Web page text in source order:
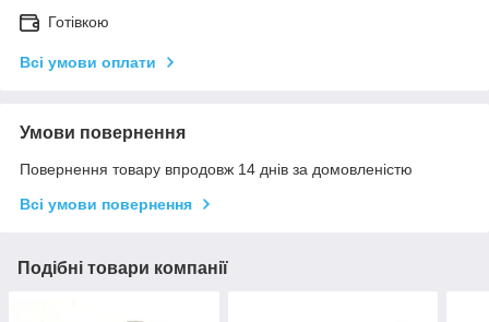
Готівкою
Всі умови оплати
Умови повернення
Повернення товару впродовж 14 днів за домовленістю
Всі умови повернення
Подібні товари компанії